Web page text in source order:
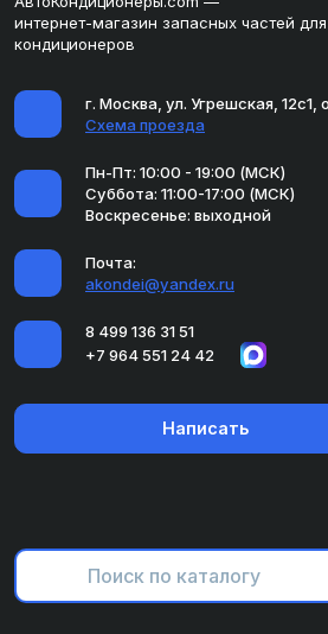
интернет-магазин запасных частей
кондиционеров
г. Москва, ул. Угрешская, 12с1,
Схема проезда
Пн-Пт: 10:00 - 19:00 (МСК)
Суббота: 11:00-17:00 (МСК)
Воскресенье: выходной
Почта:
akondei@yandex.ru
8 499 136 31 51
+7 964 551 24 42
Написать